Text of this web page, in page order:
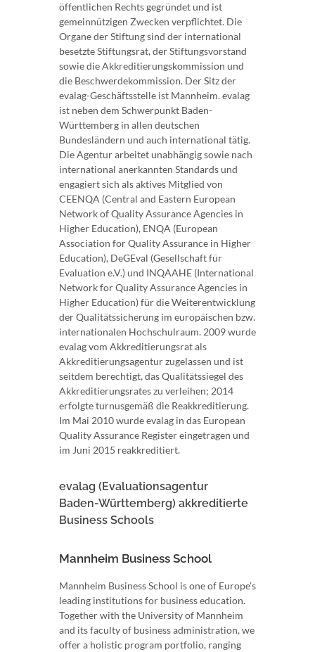
öffentlichen Rechts gegründet und ist
gemeinnützigen Zwecken verpflichtet. Die
Organe der Stiftung sind der international
besetzte Stiftungsrat, der Stiftungsvorstand
sowie die Akkreditierungskommission und
die Beschwerdekommission. Der Sitz der
evalag-Geschäftsstelle ist Mannheim. evalag
ist neben dem Schwerpunkt Baden-
Württemberg in allen deutschen
Bundesländern und auch international tätig.
Die Agentur arbeitet unabhängig sowie nach
international anerkannten Standards und
engagiert sich als aktives Mitglied von
CEENQA (Central and Eastern European
Network of Quality Assurance Agencies in
Higher Education), ENQA (European
Association for Quality Assurance in Higher
Education), DeGEval (Gesellschaft für
Evaluation e.V.) und INQAAHE (International
Network for Quality Assurance Agencies in
Higher Education) für die Weiterentwicklung
der Qualitätssicherung im europäischen bzw.
internationalen Hochschulraum. 2009 wurde
evalag vom Akkreditierungsrat als
Akkreditierungsagentur zugelassen und ist
seitdem berechtigt, das Qualitätssiegel des
Akkreditierungsrates zu verleihen; 2014
erfolgte turnusgemäß die Reakkreditierung.
Im Mai 2010 wurde evalag in das European
Quality Assurance Register eingetragen und
im Juni 2015 reakkreditiert.
evalag (Evaluationsagentur
Baden-Württemberg) akkreditierte
Business Schools
Mannheim Business School
Mannheim Business School is one of Europe’s
leading institutions for business education.
Together with the University of Mannheim
and its faculty of business administration, we
offer a holistic program portfolio, ranging